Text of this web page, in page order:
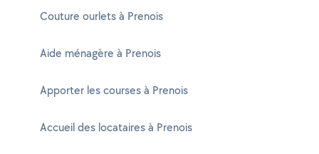
Couture ourlets à Prenois
Aide ménagère à Prenois
Apporter les courses à Prenois
Accueil des locataires à Prenois